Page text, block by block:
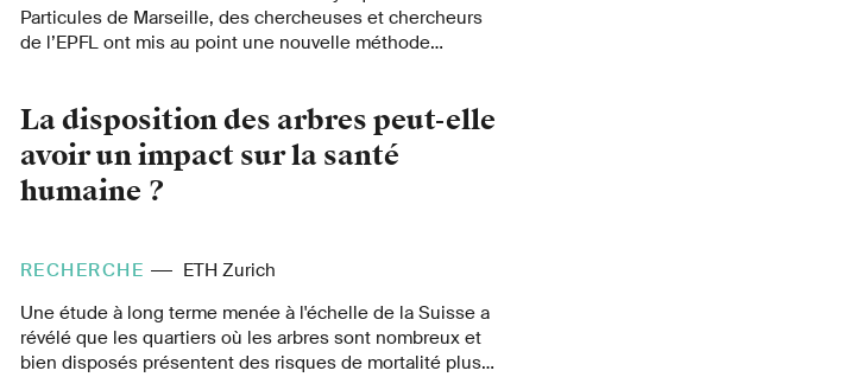
Particules de Marseille, des chercheuses et chercheurs
de l’EPFL ont mis au point une nouvelle méthode
observé le plus rare désintégration de particules jamais
enregistrées.
La disposition des arbres peut-elle
avoir un impact sur la santé
humaine ?
RECHERCHE
ETH Zurich
Une étude à long terme menée à l'échelle de la Suisse a
révélé que les quartiers où les arbres sont nombreux et
bien disposés présentent des risques de mortalité plus